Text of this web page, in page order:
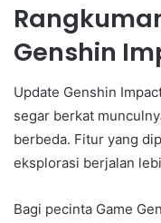
Genshin
Update Genshin
segar berkat
berbeda. Fitur yang
eksplorasi berjalan
Bagi pecinta Game